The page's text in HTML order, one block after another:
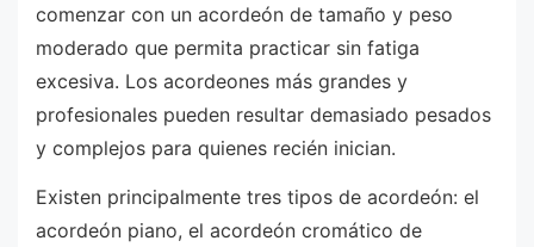
comenzar con un acordeón de tamaño y peso
moderado que permita practicar sin fatiga
excesiva. Los acordeones más grandes y
profesionales pueden resultar demasiado pesados
y complejos para quienes recién inician.
Existen principalmente tres tipos de acordeón: el
acordeón piano, el acordeón cromático de